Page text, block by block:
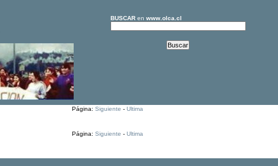
BUSCARen www.olca.cl
Página: Siguiente - Ultima
Página: Siguiente - Ultima